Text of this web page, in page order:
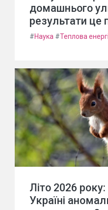
домашнього
результати це
#Наука #Теплова
Літо 2026
Україні